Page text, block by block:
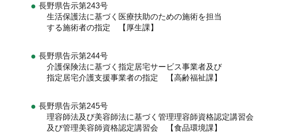
長野県告示第243号
生活保護法に基づく医療扶助のための施術を担当
する施術者の指定 【厚生課】
長野県告示第244号
介護保険法に基づく指定居宅サービス事業者及び
指定居宅介護支援事業者の指定 【高齢福祉課】
長野県告示第245号
理容師法及び美容師法に基づく管理理容師資格認定講習会
及び管理美容師資格認定講習会 【食品環境課】